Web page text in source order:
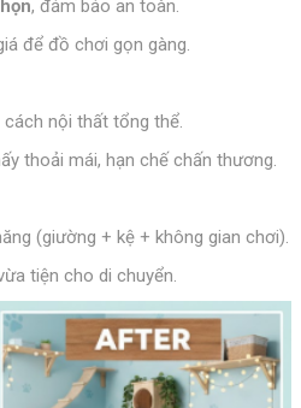
, đảm bảo an toàn.
để đồ chơi gọn gàng.
nội thất tổng thể.
thoải mái, hạn chế chấn thương.
(giường + kệ + không gian chơi).
tiện cho di chuyển.